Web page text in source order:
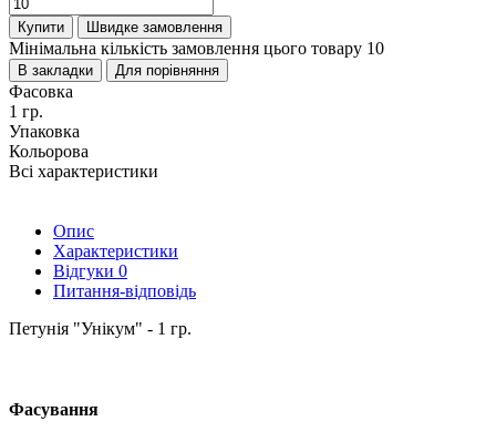
Купити Швидке замовлення
Мінімальна кількість замовлення цього товару 10
В закладки Для порівняння
Фасовка
1 гр.
Упаковка
Кольорова
Всі характеристики
Опис
Характеристики
Відгуки 0
Питання-відповідь
Петунія "Унікум" - 1 гр.
Фасування